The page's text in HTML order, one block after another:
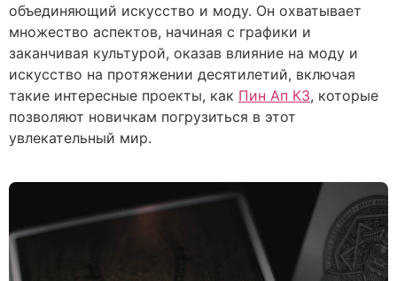
объединяющий искусство и моду. Он охватывает
множество аспектов, начиная с графики и
заканчивая культурой, оказав влияние на моду и
искусство на протяжении десятилетий, включая
такие интересные проекты, как Пин Ап КЗ, которые
позволяют новичкам погрузиться в этот
увлекательный мир.